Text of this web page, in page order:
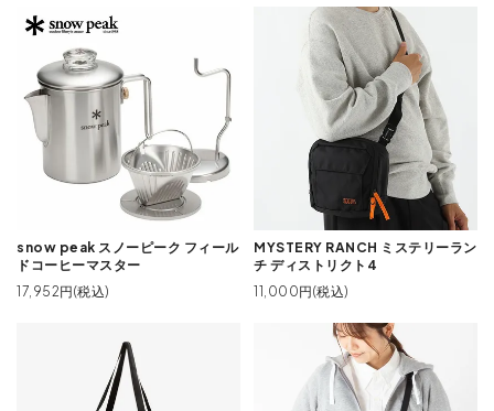
snow peak スノーピーク フィール
ドコーヒーマスター
17,952円(税込)
MYSTERY RANCH ミステリーラン
チ ディストリクト4
11,000円(税込)